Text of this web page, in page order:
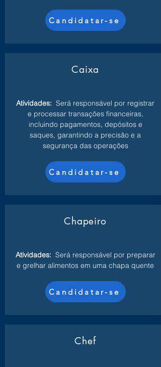
Candidatar-se
Caixa
Atividades: Será responsável por registrar
e processar transações financeiras,
incluindo pagamentos, depósitos e
saques, garantindo a precisão e a
segurança das operações
Candidatar-se
Chapeiro
Atividades: Será responsável por preparar
e grelhar alimentos em uma chapa quente
Candidatar-se
Chef